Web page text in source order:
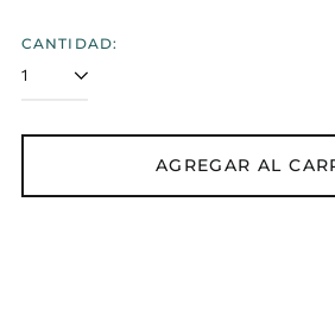
CANTIDAD:
AGREGAR AL